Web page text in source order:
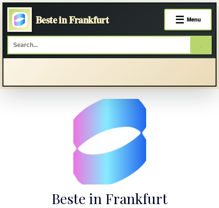
Beste in Frankfurt ☰ Menu
Beste in Frankfurt